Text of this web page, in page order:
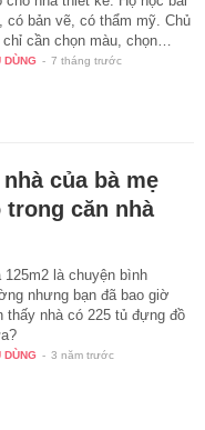
có bản vẽ, có thẩm mỹ. Chủ
chỉ cần chọn màu, chọn…
DÙNG - 7 tháng trước
của bà mẹ
căn nhà
125m2 là chuyện bình
nhưng bạn đã bao giờ
thấy nhà có 225 tủ đựng đồ
DÙNG - 3 năm trước